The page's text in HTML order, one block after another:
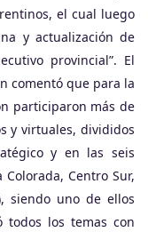
el cual luego
y actualización de
provincial”. El
comentó que para la
participaron más de
y virtuales, divididos
y en las seis
Centro Sur,
siendo uno de ellos
todos los temas con